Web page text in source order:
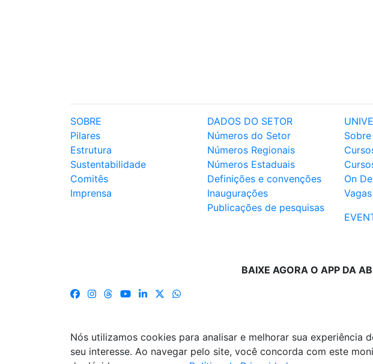
SOBRE
Pilares
Estrutura
Sustentabilidade
Comitês
Imprensa
DADOS DO SETOR
Números do Setor
Números Regionais
Números Estaduais
Definições e convenções
Inaugurações
Publicações de pesquisas
On
BAIXE AGORA O APP DA
Nós utilizamos cookies para analisar e melhorar sua experiência
seu interesse. Ao navegar pelo site, você concorda com este